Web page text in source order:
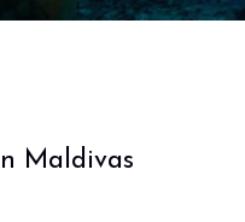
Maldivas